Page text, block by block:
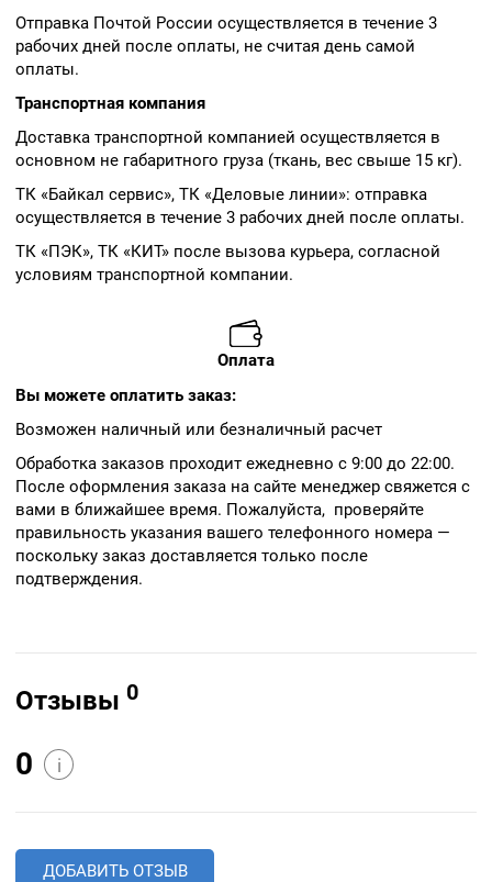
Отправка Почтой России осуществляется в течение 3
рабочих дней после оплаты, не считая день самой
оплаты.
Транспортная компания
Доставка транспортной компанией осуществляется в
основном не габаритного груза (ткань, вес свыше 15 кг).
ТК «Байкал сервис», ТК «Деловые линии»: отправка
осуществляется в течение 3 рабочих дней после оплаты.
ТК «ПЭК», ТК «КИТ» после вызова курьера, согласной
условиям транспортной компании.
Оплата
Вы можете оплатить заказ:
Возможен наличный или безналичный расчет
Обработка заказов проходит ежедневно с 9:00 до 22:00.
После оформления заказа на сайте менеджер свяжется с
вами в ближайшее время. Пожалуйста, проверяйте
правильность указания вашего телефонного номера —
поскольку заказ доставляется только после
подтверждения.
Отзывы 0
0 i
ДОБАВИТЬ ОТЗЫВ